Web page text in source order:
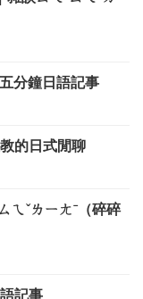
分鐘日語記事
的日式閒聊
ㄟˇㄌㄧㄤˉ（碎碎
記事